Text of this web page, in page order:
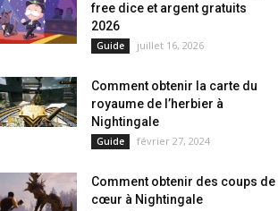
free dice et argent gratuits
2026
Guide juillet 16, 2026
Comment obtenir la carte du
royaume de l’herbier à
Nightingale
Guide février 27, 2024
Comment obtenir des coups de
cœur à Nightingale